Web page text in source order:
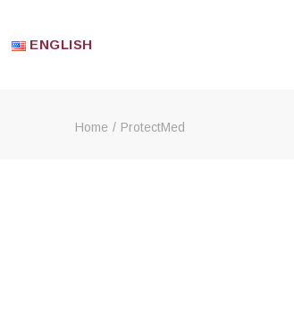
ENGLISH
Home ProtectMed